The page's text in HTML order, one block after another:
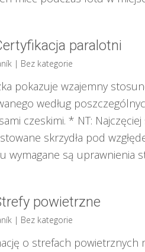
paralotni
| Bez kategorie
pokazuje wzajemny
według
czeskimi. * NT:
skrzydła pod
wymagane są uprawnienia
powietrzne
| Bez kategorie
o strefach powietrznych